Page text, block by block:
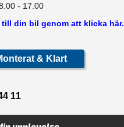
- 17.00
din bil genom att klicka här.
& Klart
11